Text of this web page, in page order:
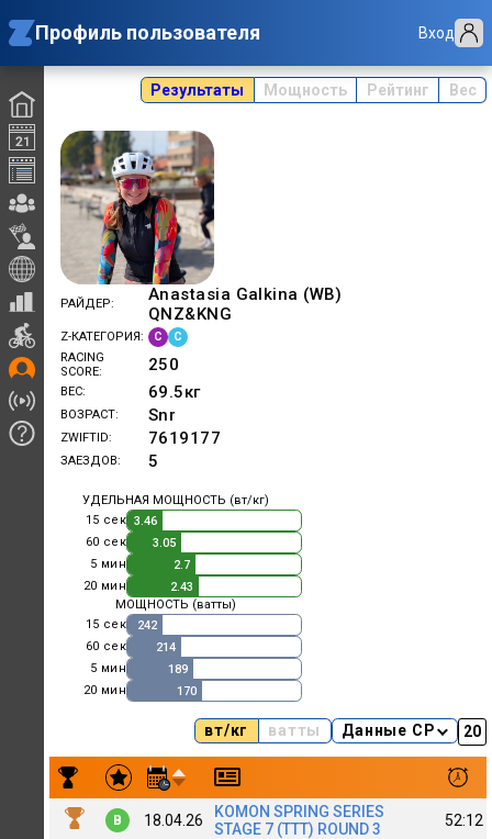
Профиль пользователя Вход
Результаты Мощность Рейтинг Вес
РАЙДЕР
Anastasia Galkina (WB)
QNZ&KNG
Z-КАТЕГОРИЯ C
C
RACING
SCORE
250
ВЕС 69.5кг
ВОЗРАСТ Snr
ZWIFTID 7619177
ЗАЕЗДОВ 5
УДЕЛЬНАЯ МОЩНОСТЬ (вт/кг)
15 сек 3.46
60 сек
3.05
5 мин
2.7
20 мин
2.43
МОЩНОСТЬ (ватты)
15 сек
242
60 сек
214
5 мин
189
20 мин
170
вт/кг ватты Данные CP
Результаты заездов Anastasia Galkina (WB) QNZ&KNG
B 18.04.26
KOMON SPRING SERIES
STAGE 7 (TTT) ROUND 3
52:12